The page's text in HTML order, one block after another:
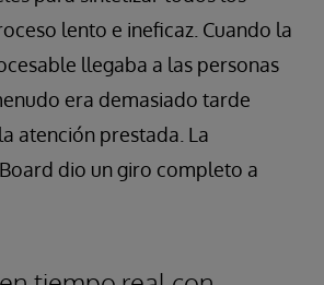
lento e ineficaz. Cuando la
llegaba a las personas
era demasiado tarde
atención prestada. La
dio un giro completo a